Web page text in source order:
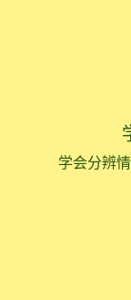
学会分辨